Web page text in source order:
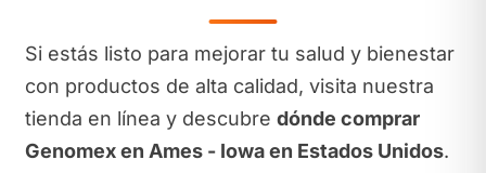
Si estás listo para mejorar tu salud y bienestar
con productos de alta calidad, visita nuestra
tienda en línea y descubre dónde comprar
Genomex en Ames - Iowa en Estados Unidos.